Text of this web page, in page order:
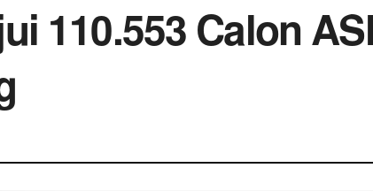
110.553 Calon